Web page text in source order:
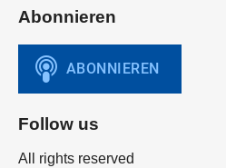
Abonnieren
Follow us
All rights reserved